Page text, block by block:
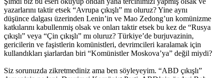
yazarlarını taktir etsek “Avrupa çıkışlı” mı oluruz? Yine aynı
düşünce dalgası üzerinden Lenin’in ve Mao Zedong’un komünizme
katkılarını kabullenmiş olsak ve onları taktir etsek bu kez de “Rusya
çıkışlı” veya “Çin çıkışlı” mı oluruz? Türkiye’de burjuvazinin,
gericilerin ve faşistlerin komünistleri, devrimcileri karalamak için
kullandıkları şiarlardan biri “Komünistler Moskova’ya” değil miydi?
Siz sorunuzda zikretmediniz ama ben söyleyeyim. “ABD çıkışlı”